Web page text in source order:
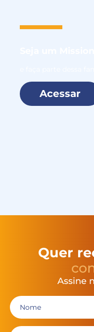
Acessar
Quer
Assine